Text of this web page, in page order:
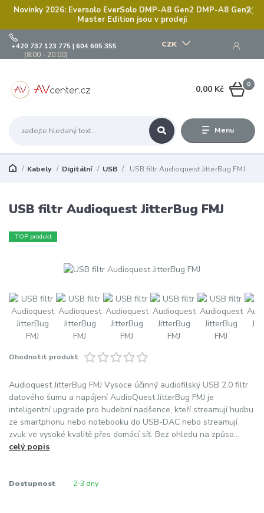
Novinky 2026: Eversolo EverSolo DMP-A8 Gen2 DMP-A8 Gen2
Master Edition jsou v prodeji
Menu
CZK
+420 737 123 775 | 604 605 355
(8:00 - 20:00)
0
0,00 Kč
Kabely Digitální USB USB filtr Audioquest JitterBug FMJ
USB filtr Audioquest JitterBug FMJ
TOP produkt
Ohodnotit produkt
Audioquest JitterBug FMJ Vysoce účinný audiofilský USB 2.0 filtr
datového šumu a napájení AudioQuest JitterBug FMJ je
inteligentní upgrade pro hudební nadšence, kteří streamují hudbu
ze smartphonu nebo notebooku do USB-DAC nebo streamují
zvuk ve vysoké kvalitě přes domácí síť. Bez ohledu na způso...
celý popis
Dostupnost 2-3 dny